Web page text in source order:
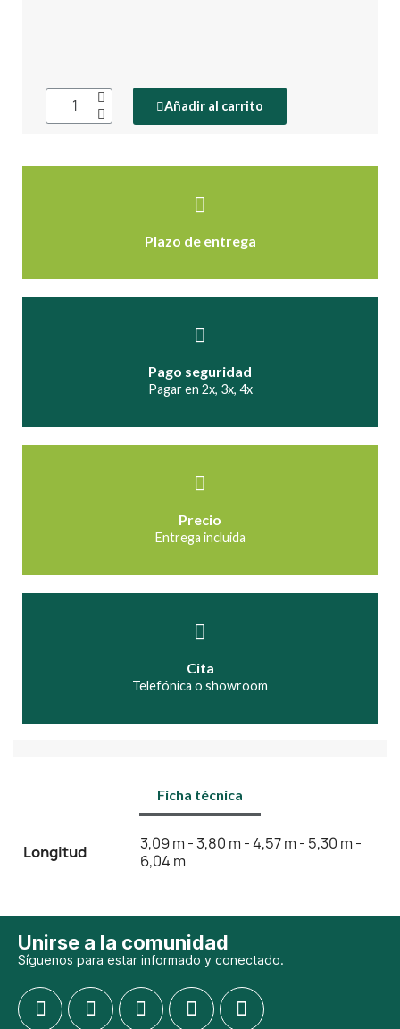
Añadir al carrito
Plazo de entrega
Pago seguridad
Pagar en 2x, 3x, 4x
Precio
Entrega incluida
Cita
Telefónica o showroom
Ficha técnica
Longitud
3,09 m - 3,80 m - 4,57 m - 5,30 m -
6,04 m
Unirse a la comunidad
Síguenos para estar informado y conectado.